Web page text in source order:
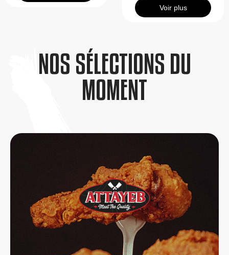
Voir plus
NOS SÉLECTIONS DU
MOMENT